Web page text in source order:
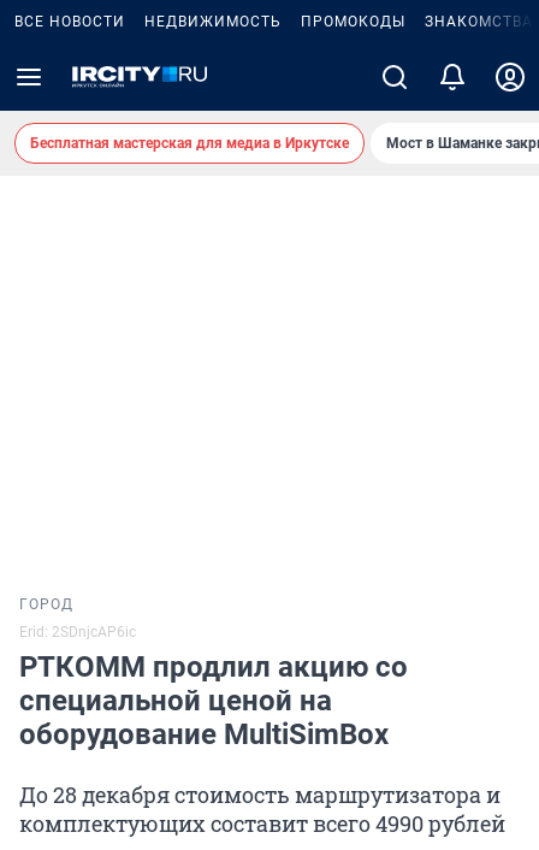
ВСЕ НОВОСТИ НЕДВИЖИМОСТЬ ПРОМОКОДЫ ЗНАКОМСТВА
Бесплатная мастерская для медиа в Иркутске Мост в Шаманке
ГОРОД
Erid: 2SDnjcAP6ic
РТКОММ продлил акцию со
специальной ценой на
оборудование MultiSimBox
До 28 декабря стоимость маршрутизатора и
комплектующих составит всего 4990 рублей